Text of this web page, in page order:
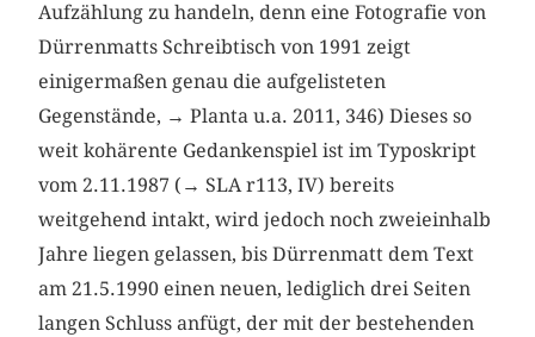
Aufzählung zu handeln, denn eine Fotografie von
Dürrenmatts Schreibtisch von 1991 zeigt
einigermaßen genau die aufgelisteten
Gegenstände, → Planta u.a. 2011, 346) Dieses so
weit kohärente Gedankenspiel ist im Typoskript
vom 2.11.1987 (→ SLA r113, IV) bereits
weitgehend intakt, wird jedoch noch zweieinhalb
Jahre liegen gelassen, bis Dürrenmatt dem Text
am 21.5.1990 einen neuen, lediglich drei Seiten
langen Schluss anfügt, der mit der bestehenden